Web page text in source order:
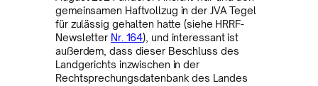
gemeinsamen Haftvollzug in der JVA Tegel
für zulässig gehalten hatte (siehe HRRF-
Newsletter Nr. 164), und interessant ist
außerdem, dass dieser Beschluss des
Landgerichts inzwischen in der
Rechtsprechungsdatenbank des Landes